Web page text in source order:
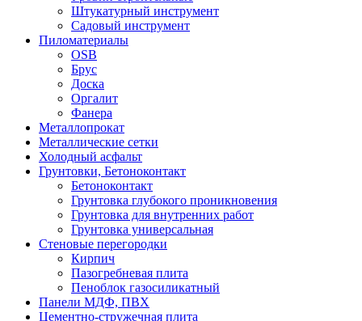
Штукатурный инструмент
Садовый инструмент
Пиломатериалы
OSB
Брус
Доска
Оргалит
Фанера
Металлопрокат
Металлические сетки
Холодный асфальт
Грунтовки, Бетоноконтакт
Бетоноконтакт
Грунтовка глубокого проникновения
Грунтовка для внутренних работ
Грунтовка универсальная
Стеновые перегородки
Кирпич
Пазогребневая плита
Пеноблок газосиликатный
Панели МДФ, ПВХ
Цементно-стружечная плита